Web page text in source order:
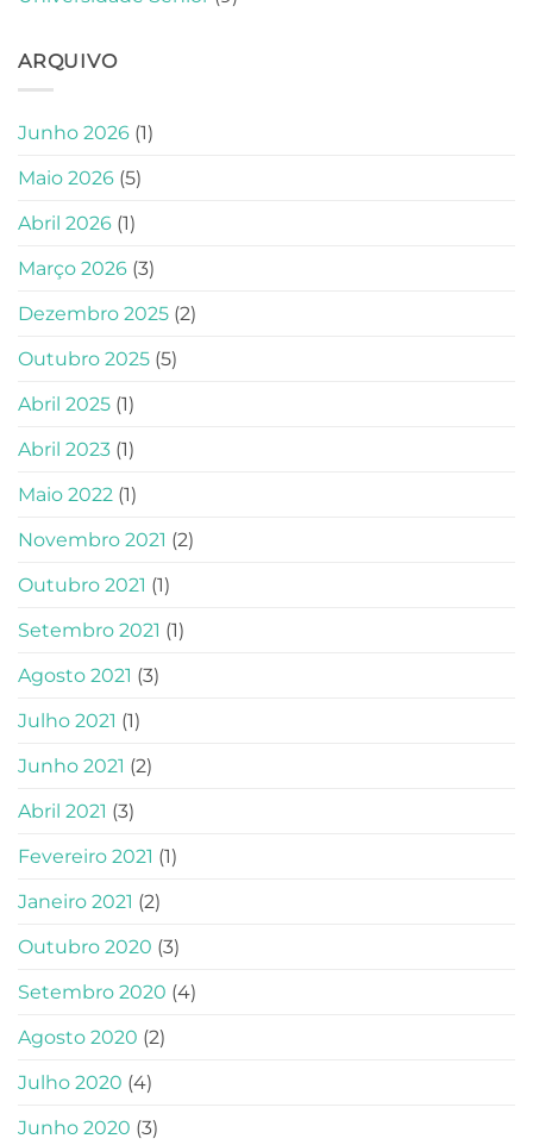
ARQUIVO
Junho 2026 (1)
Maio 2026 (5)
Abril 2026 (1)
Março 2026 (3)
Dezembro 2025 (2)
Outubro 2025 (5)
Abril 2025 (1)
Abril 2023 (1)
Maio 2022 (1)
Novembro 2021 (2)
Outubro 2021 (1)
Setembro 2021 (1)
Agosto 2021 (3)
Julho 2021 (1)
Junho 2021 (2)
Abril 2021 (3)
Fevereiro 2021 (1)
Janeiro 2021 (2)
Outubro 2020 (3)
Setembro 2020 (4)
Agosto 2020 (2)
Julho 2020 (4)
Junho 2020 (3)